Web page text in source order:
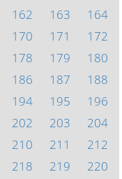
162 163
164
170 171
172
178 179
180
186 187
188
194 195
196
202 203
204
210 211
212
218 219
220